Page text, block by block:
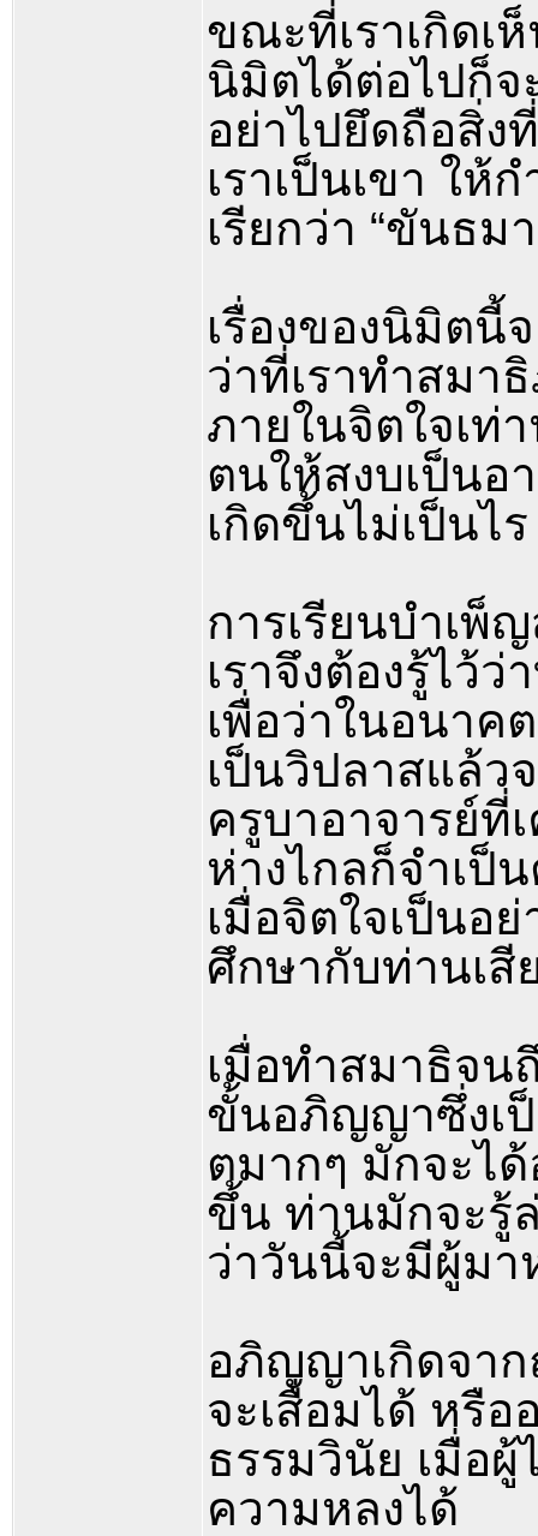
ขณะที่เราเกิดเ
นิมิตได้ต่อไปก็จ
อย่าไปยึดถือสิ่ง
เราเป็นเขา ให้
เรียกว่า “ขันธม
เรื่องของนิมิตนี้
ว่าที่เราทำสมา
ภายในจิตใจเท่
ตนให้สงบเป็นอ
เกิดขึ้นไม่เป็นไร
การเรียนบำเพ็
เราจึงต้องรู้ไว้
เพื่อว่าในอนาค
เป็นวิปลาสแล้ว
ครูบาอาจารย์ที่
ห่างไกลก็จำเป็
เมื่อจิตใจเป็นอ
ศึกษากับท่านเสี
เมื่อทำสมาธิจน
ขั้นอภิญญาซึ่งเ
ตมากๆ มักจะไ
ขึ้น ท่านมักจะรู้
ว่าวันนี้จะมีผู้มา
อภิญญาเกิดจา
จะเสื่อมได้ หรือ
ธรรมวินัย เมื่อ
ความหลงได้